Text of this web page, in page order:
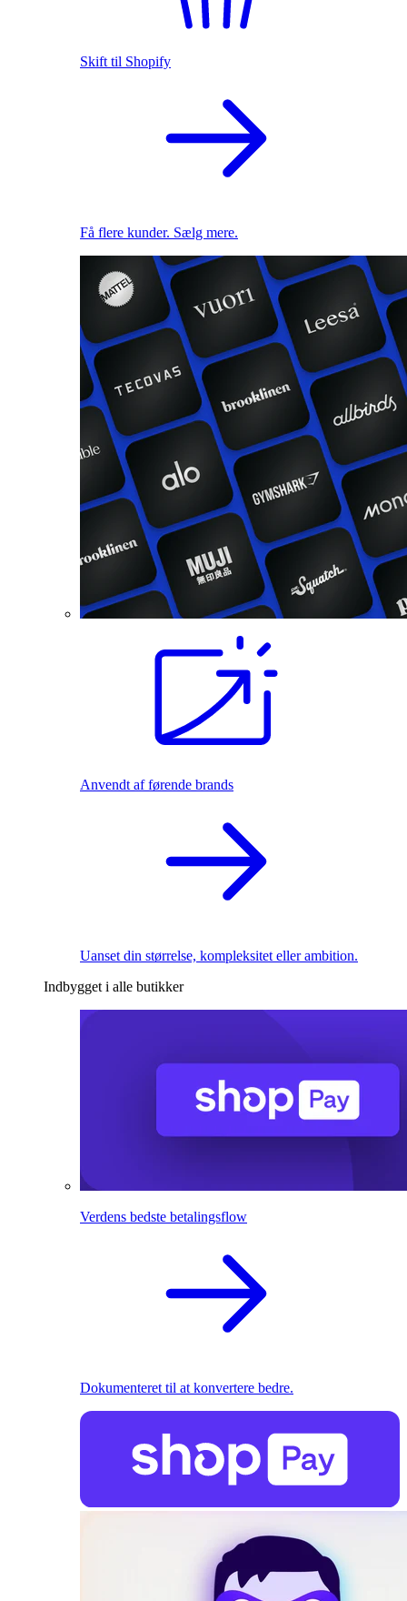
Skift til Shopify
Få flere kunder. Sælg mere.
Anvendt af førende brands
Uanset din størrelse, kompleksitet eller ambition.
Indbygget i alle butikker
Verdens bedste betalingsflow
Dokumenteret til at konvertere bedre.